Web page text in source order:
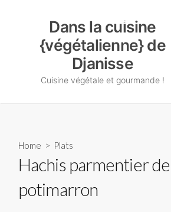
Dans la cuisine
{végétalienne} de
Djanisse
Cuisine végétale et gourmande !
Home > Plats
Hachis parmentier de
potimarron